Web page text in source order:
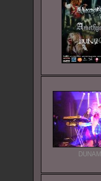
DUNAM